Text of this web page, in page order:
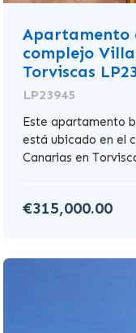
Apartamento
complejo
Torviscas
LP23945
Este apartamento
está ubicado en el
Canarias en
€315,000.00